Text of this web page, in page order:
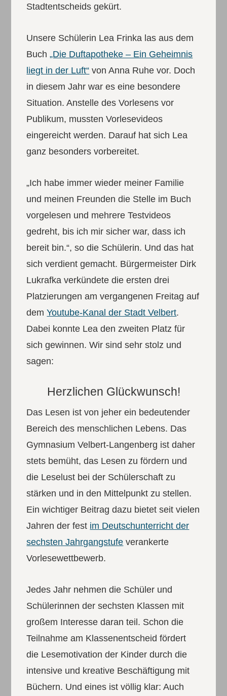
Stadtentscheids gekürt.
Unsere Schülerin Lea Frinka las aus dem
Buch„Die Duftapotheke – Ein Geheimnis
liegt in der Luft“ von Anna Ruhe vor. Doch
in diesem Jahr war es eine besondere
Situation. Anstelle des Vorlesens vor
Publikum, mussten Vorlesevideos
eingereicht werden. Darauf hat sich Lea
ganz besonders vorbereitet.
„Ich habe immer wieder meiner Familie
und meinen Freunden die Stelle im Buch
vorgelesen und mehrere Testvideos
gedreht, bis ich mir sicher war, dass ich
bereit bin.“, so die Schülerin. Und das hat
sich verdient gemacht. Bürgermeister Dirk
Lukrafka verkündete die ersten drei
Platzierungen am vergangenen Freitag auf
demYoutube-Kanal der Stadt Velbert.
Dabei konnte Lea den zweiten Platz für
sich gewinnen. Wir sind sehr stolz und
sagen:
Herzlichen Glückwunsch!
Das Lesen ist von jeher ein bedeutender
Bereich des menschlichen Lebens. Das
Gymnasium Velbert-Langenberg ist daher
stets bemüht, das Lesen zu fördern und
die Leselust bei der Schülerschaft zu
stärken und in den Mittelpunkt zu stellen.
Ein wichtiger Beitrag dazu bietet seit vielen
Jahren der fest im Deutschunterricht der
sechsten Jahrgangstufe verankerte
Vorlesewettbewerb.
Jedes Jahr nehmen die Schüler und
Schülerinnen der sechsten Klassen mit
großem Interesse daran teil. Schon die
Teilnahme am Klassenentscheid fördert
die Lesemotivation der Kinder durch die
intensive und kreative Beschäftigung mit
Büchern. Und eines ist völlig klar: Auch